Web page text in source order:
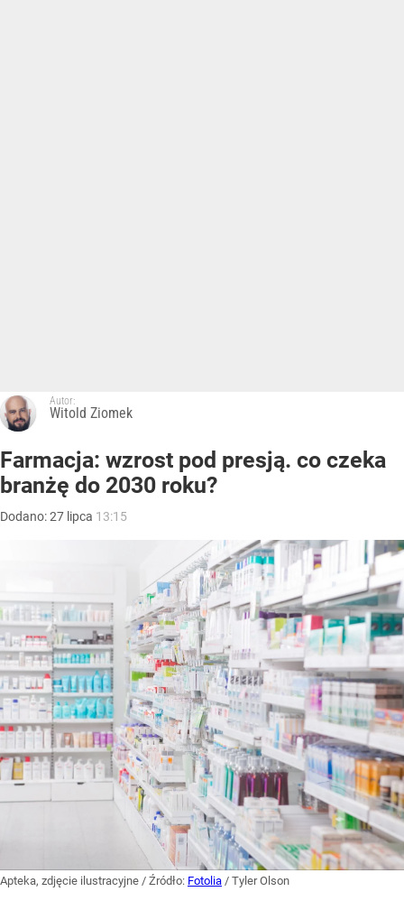
Autor:
Witold Ziomek
Farmacja: wzrost pod presją. co czeka
branżę do 2030 roku?
Dodano:27 lipca 13:15
Apteka, zdjęcie ilustracyjne / Źródło: Fotolia / Tyler Olson